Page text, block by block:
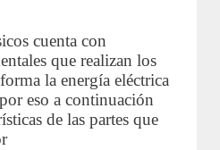
cuenta con
que realizan los
la energía eléctrica
eso a continuación
de las partes que